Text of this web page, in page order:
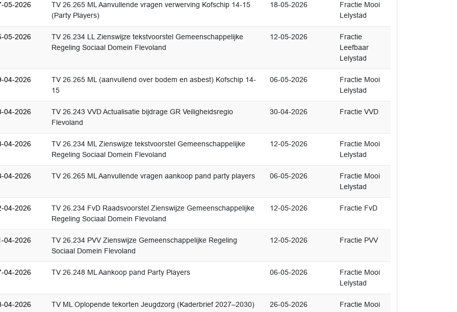
05-2026
TV 26.265 ML Aanvullende vragen verwerving Kofschip 14-15
(Party Players)
18-05-2026
Fractie Mooi
Lelystad
05-2026
TV 26.234 LL Zienswijze tekstvoorstel Gemeenschappelijke
Regeling Sociaal Domein Flevoland
12-05-2026
Fractie
Leefbaar
Lelystad
04-2026
TV 26.265 ML (aanvullend over bodem en asbest) Kofschip 14-
15
06-05-2026
Fractie Mooi
Lelystad
04-2026
TV 26.243 VVD Actualisatie bijdrage GR Veiligheidsregio
Flevoland
30-04-2026 Fractie VVD
04-2026
TV 26.234 ML Zienswijze tekstvoorstel Gemeenschappelijke
Regeling Sociaal Domein Flevoland
12-05-2026
Fractie Mooi
Lelystad
04-2026 TV 26.265 ML Aanvullende vragen aankoop pand party players 06-05-2026
Fractie Mooi
Lelystad
04-2026
TV 26.234 FvD Raadsvoorstel Zienswijze Gemeenschappelijke
Regeling Sociaal Domein Flevoland
12-05-2026 Fractie FvD
04-2026
TV 26.234 PVV Zienswijze Gemeenschappelijke Regeling
Sociaal Domein Flevoland
12-05-2026 Fractie PVV
04-2026 TV 26.248 ML Aankoop pand Party Players 06-05-2026
Fractie Mooi
Lelystad
04-2026 TV ML Oplopende tekorten Jeugdzorg (Kaderbrief 2027–2030) 26-05-2026
Fractie Mooi